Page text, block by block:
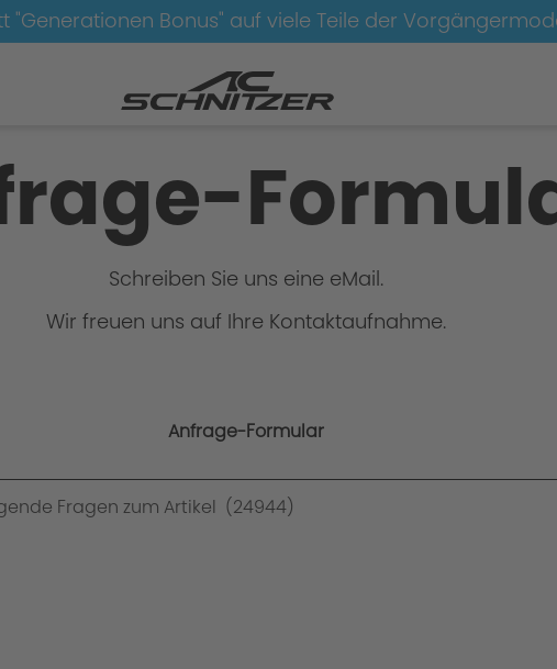
"Generationen Bonus" auf viele Teile der
Schreiben Sie uns eine eMail.
Wir freuen uns auf Ihre Kontaktaufnahme.
Anfrage-Formular